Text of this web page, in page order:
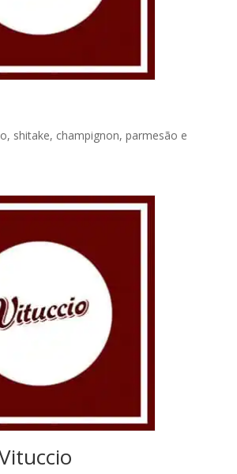
shitake, champignon, parmesão e